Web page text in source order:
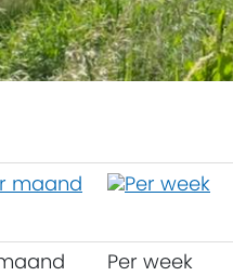
Per week